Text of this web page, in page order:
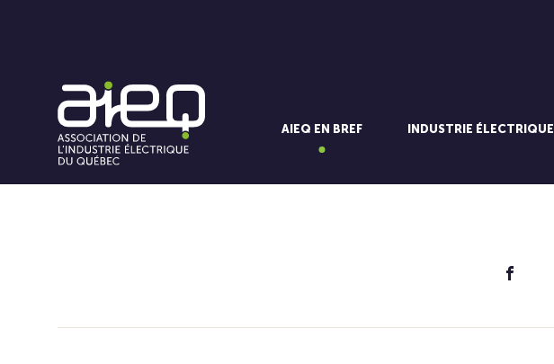
AIEQ EN BREF INDUSTRIE ÉLECTRIQUE